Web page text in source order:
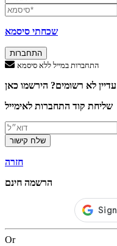
שכחתי סיסמא
התחברות
התחברות במייל ללא סיסמא
עדיין לא רשומים? הירשמו כאן
שליחת קוד התחברות לאימייל
שלח קישור
חזרה
הרשמה חינם
Or